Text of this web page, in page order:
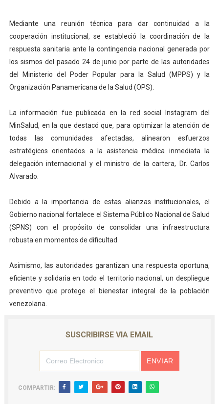
Encuentro estadal fortalece la coordinación de
Gobernador Arnaldo Sánchez apadrina a más de 993
Plan Quirúrgico Regional llega a Pueblo Llano con la
Mediante una reunión técnica para dar continuidad a la
cooperación institucional, se estableció la coordinación de la
respuesta sanitaria ante la contingencia nacional generada por
los sismos del pasado 24 de junio por parte de las autoridades
del Ministerio del Poder Popular para la Salud (MPPS) y la
Organización Panamericana de la Salud (OPS).
La información fue publicada en la red social Instagram del
MinSalud, en la que destacó que, para optimizar la atención de
todas las comunidades afectadas, alinearon esfuerzos
estratégicos orientados a la asistencia médica inmediata la
delegación internacional y el ministro de la cartera, Dr. Carlos
Alvarado.
Debido a la importancia de estas alianzas institucionales, el
Gobierno nacional fortalece el Sistema Público Nacional de Salud
(SPNS) con el propósito de consolidar una infraestructura
robusta en momentos de dificultad.
Asimismo, las autoridades garantizan una respuesta oportuna,
eficiente y solidaria en todo el territorio nacional, un despliegue
preventivo que protege el bienestar integral de la población
venezolana.
SUSCRIBIRSE VIA EMAIL
COMPARTIR: